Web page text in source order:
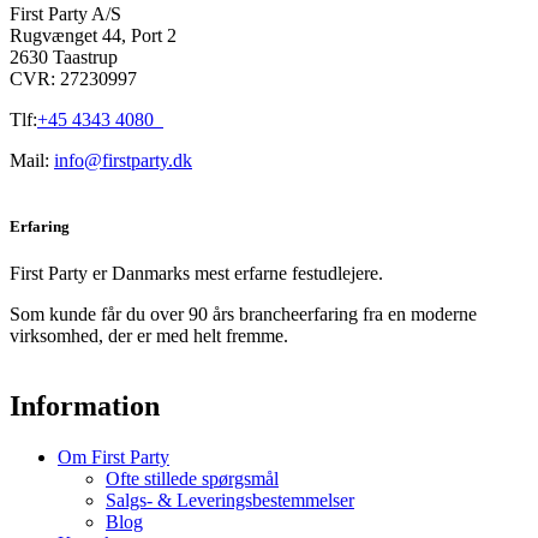
First Party A/S
Rugvænget 44, Port 2
2630 Taastrup
CVR: 27230997
Tlf:+45 4343 4080
Mail: info@firstparty.dk
Erfaring
First Party er Danmarks mest erfarne festudlejere.
Som kunde får du over 90 års brancheerfaring fra en moderne
virksomhed, der er med helt fremme.
Information
Om First Party
Ofte stillede spørgsmål
Salgs- & Leveringsbestemmelser
Blog